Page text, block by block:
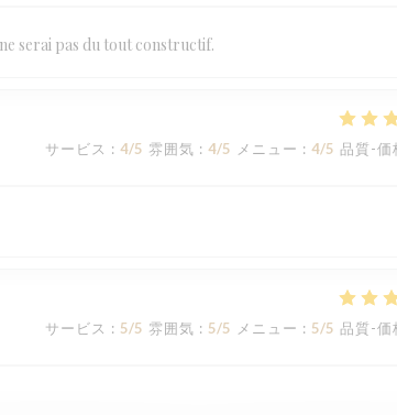
serai pas du tout constructif.
サービス : 4/5 雰囲気 : 4/5 メニュー : 4/5 品質-価
サービス : 5/5 雰囲気 : 5/5 メニュー : 5/5 品質-価